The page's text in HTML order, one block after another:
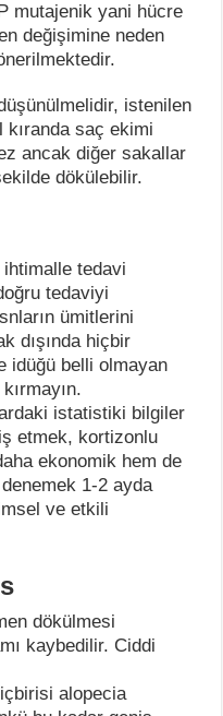
mutajenik yani hücre
değişimine neden
istenilen
kıranda saç ekimi
ancak diğer sakallar
dökülebilir.
tedavi
tedaviyi
ümitlerini
dışında hiçbir
idüğü belli olmayan
istatistiki bilgiler
etmek, kortizonlu
ekonomik hem de
1-2 ayda
ve etkili
dökülmesi
kaybedilir. Ciddi
alopecia